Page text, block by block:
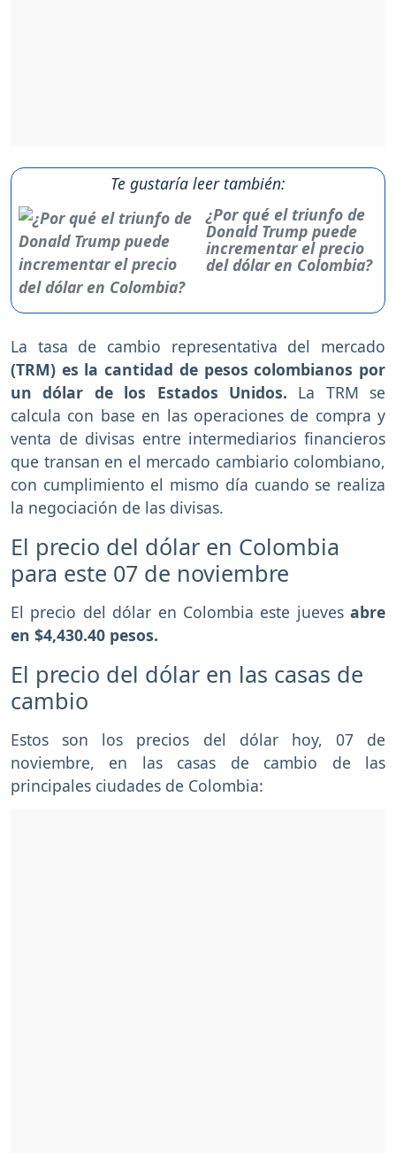
Te gustaría leer también:
¿Por qué el triunfo de
Donald Trump puede
incrementar el precio
del dólar en Colombia?
La tasa de cambio representativa del mercado
(TRM) es la cantidad de pesos colombianos por
un dólar de los Estados Unidos. La TRM se
calcula con base en las operaciones de compra y
venta de divisas entre intermediarios financieros
que transan en el mercado cambiario colombiano,
con cumplimiento el mismo día cuando se realiza
la negociación de las divisas.
El precio del dólar en Colombia
para este 07 de noviembre
El precio del dólar en Colombia este jueves abre
en $4,430.40 pesos.
El precio del dólar en las casas de
cambio
Estos son los precios del dólar hoy, 07 de
noviembre, en las casas de cambio de las
principales ciudades de Colombia: